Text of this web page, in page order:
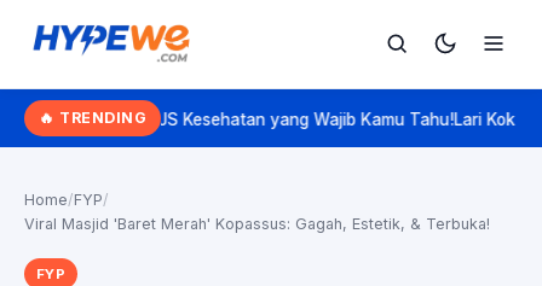
Hypewe.com - Curated Hype. Real Talk.
Cari artikel
🔥 TRENDING
BPJS Kesehatan yang Wajib Kamu Tahu!Lari Kok Pelan? Kenalan
Home/FYP/
Viral Masjid 'Baret Merah' Kopassus: Gagah, Estetik, & Terbuka!
FYP